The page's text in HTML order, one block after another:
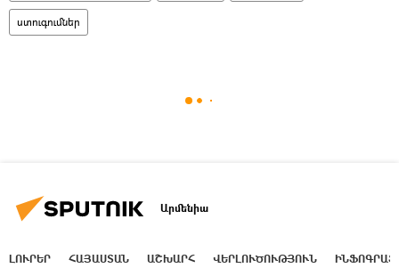
ստուգումներ
Արմենիա
ԼՈՒՐԵՐ ՀԱՅԱՍՏԱՆ ԱՇԽԱՐՀ ՎԵՐԼՈՒԾՈՒԹՅՈՒՆ